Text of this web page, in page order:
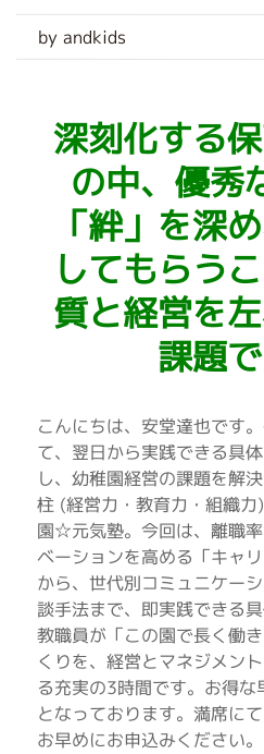
by andkids
深刻化する
の中、優秀
「絆」を深
してもらう
質と経営を
課題で
こんにちは、安堂達也です
て、翌日から実践できる具
し、幼稚園経営の課題を解
柱 (経営力・教育力・組織
園☆元気塾。今回は、離職
ベーションを高める「キャ
から、世代別コミュニケー
談手法まで、即実践できる
教職員が「この園で長く働
くりを、経営とマネジメン
る充実の3時間です。お得
となっております。満席に
お早めにお申込みください。